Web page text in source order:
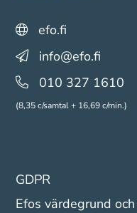
efo.fi
info@efo.fi
010 327 1610
(8,35 c/samtal + 16,69 c/min.)
GDPR
Efos värdegrund